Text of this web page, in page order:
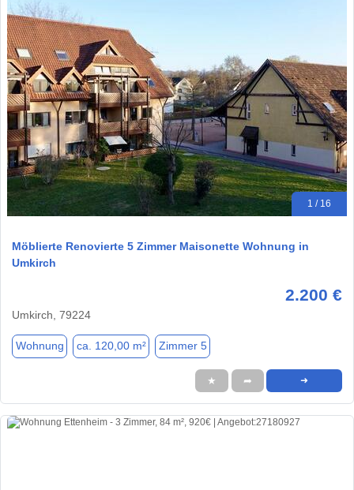
1 / 16
Möblierte Renovierte 5 Zimmer Maisonette Wohnung in
Umkirch
2.200 €
Umkirch, 79224
Wohnung ca. 120,00 m² Zimmer 5
★ ➦ ➜